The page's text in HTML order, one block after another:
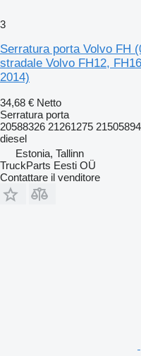
3
Serratura porta Volvo FH
stradale Volvo FH12,
2014)
34,68 € Netto
Serratura porta
20588326 21261275
diesel
Estonia, Tallinn
TruckParts Eesti OÜ
Contattare il venditore